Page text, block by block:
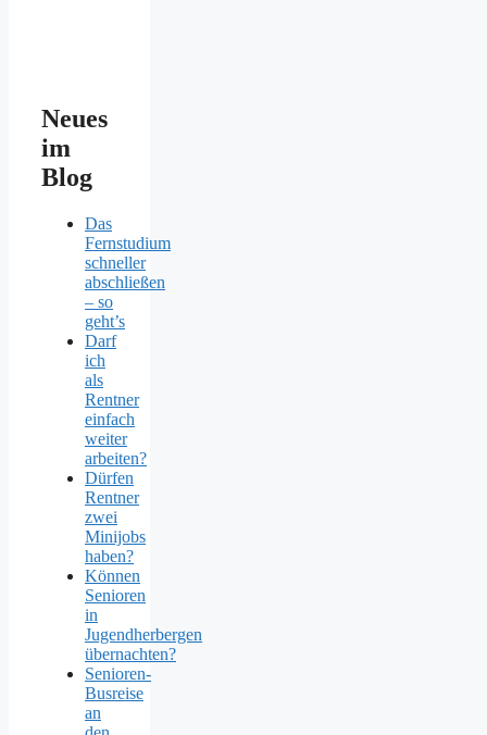
Neues
im
Blog
Das
Fernstudium
schneller
abschließen
– so
geht’s
Darf
ich
als
Rentner
einfach
weiter
arbeiten?
Dürfen
Rentner
zwei
Minijobs
haben?
Können
Senioren
in
Jugendherbergen
übernachten?
Senioren-
Busreise
an